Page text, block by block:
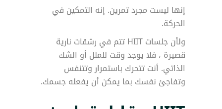
إنها ليست مجرد تمرين. إنه التمكين في
الحركة.
ولأن جلسات HIIT تتم في رشقات نارية
قصيرة ، فلا يوجد وقت للملل أو الشك
الذاتي. أنت تتحرك باستمرار وتتنفس
وتفاجئ نفسك بما يمكن أن يفعله جسمك.